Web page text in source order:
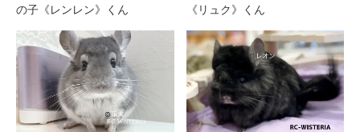
の子《レンレン》くん
《リュク》くん